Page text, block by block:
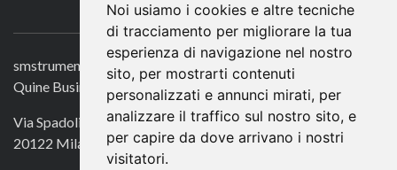
Noi usiamo i cookies e altre tecniche
di tracciamento per migliorare la tua
esperienza di navigazione nel nostro
sito, per mostrarti contenuti
personalizzati e annunci mirati, per
analizzare il traffico sul nostro sito, e
per capire da dove arrivano i nostri
visitatori.
CONTATTACI
smstrumentimusicali.it
Quine Business Publisher
Via Spadolini 7
20122 Milano